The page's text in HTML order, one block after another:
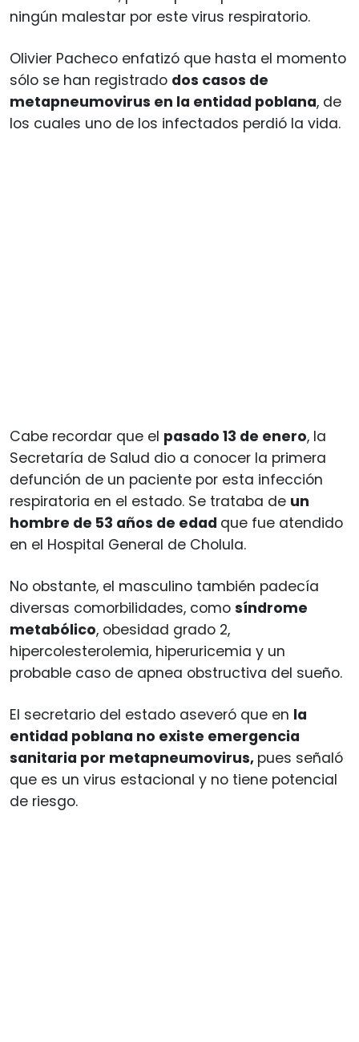
ningún malestar por este virus respiratorio.
Olivier Pacheco enfatizó que hasta el momento
sólo se han registrado dos casos de
metapneumovirus en la entidad poblana, de
los cuales uno de los infectados perdió la vida.
Cabe recordar que el pasado 13 de enero, la
Secretaría de Salud dio a conocer la primera
defunción de un paciente por esta infección
respiratoria en el estado. Se trataba de un
hombre de 53 años de edad que fue atendido
en el Hospital General de Cholula.
No obstante, el masculino también padecía
diversas comorbilidades, como síndrome
metabólico, obesidad grado 2,
hipercolesterolemia, hiperuricemia y un
probable caso de apnea obstructiva del sueño.
El secretario del estado aseveró que en la
entidad poblana no existe emergencia
sanitaria por metapneumovirus, pues señaló
que es un virus estacional y no tiene potencial
de riesgo.